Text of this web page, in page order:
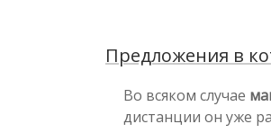
Предложения в
Во всяком случае
дистанции он уже